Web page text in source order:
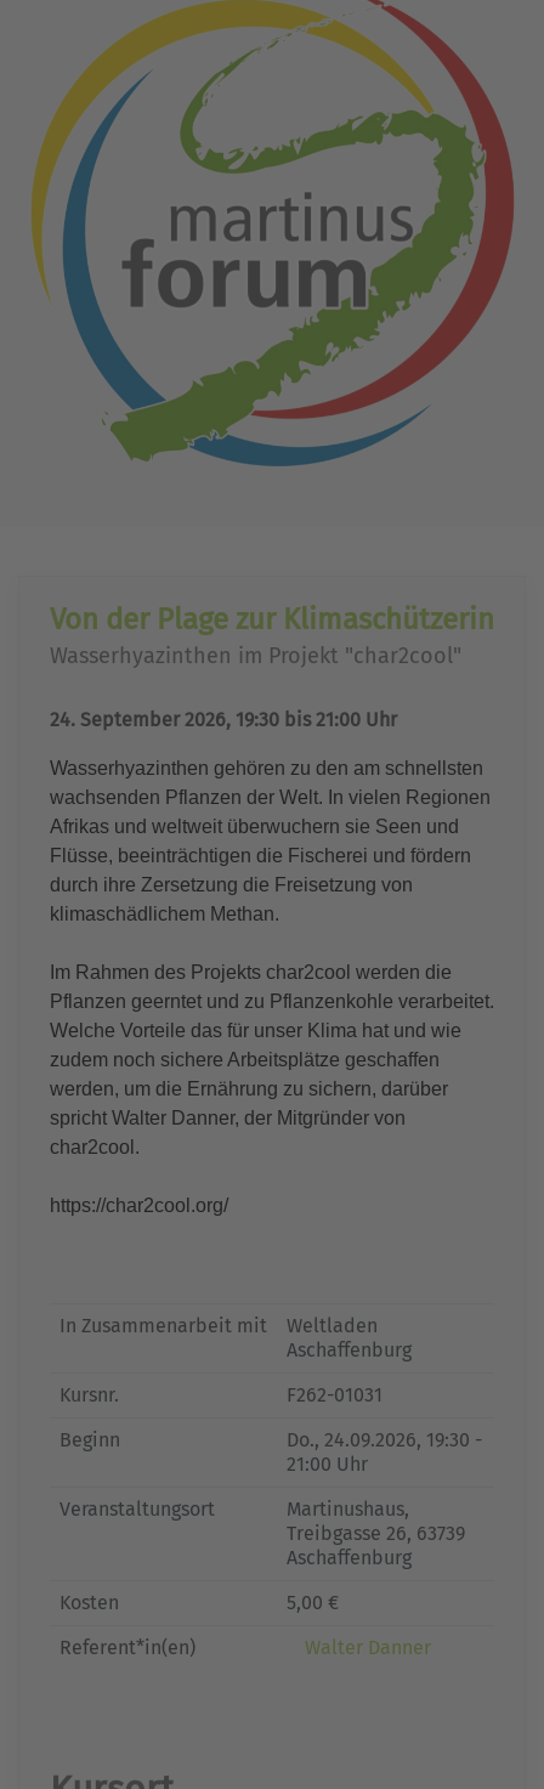
Von der Plage zur Klimaschützerin
Wasserhyazinthen im Projekt "char2cool"
24. September 2026, 19:30 bis 21:00 Uhr
Wasserhyazinthen gehören zu den am schnellsten
wachsenden Pflanzen der Welt. In vielen Regionen
Afrikas und weltweit überwuchern sie Seen und
Flüsse, beeinträchtigen die Fischerei und fördern
durch ihre Zersetzung die Freisetzung von
klimaschädlichem Methan.
Im Rahmen des Projekts char2cool werden die
Pflanzen geerntet und zu Pflanzenkohle verarbeitet.
Welche Vorteile das für unser Klima hat und wie
zudem noch sichere Arbeitsplätze geschaffen
werden, um die Ernährung zu sichern, darüber
spricht Walter Danner, der Mitgründer von
char2cool.
https://char2cool.org/
In Zusammenarbeit mit
Weltladen
Aschaffenburg
Kursnr.
F262-01031
Beginn
Do., 24.09.2026, 19:30 -
21:00 Uhr
Veranstaltungsort
Martinushaus,
Treibgasse 26, 63739
Aschaffenburg
Kosten
5,00 €
Referent*in(en)
Walter Danner